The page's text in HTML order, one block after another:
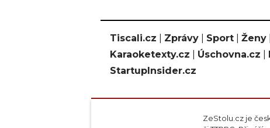
Tiscali.cz Zprávy Sport Ženy
Karaoketexty.cz
Úschovna.cz
StartupInsider.cz
ZeStolu.cz je